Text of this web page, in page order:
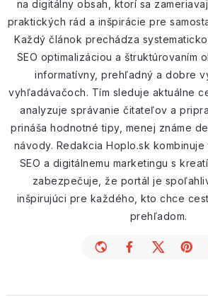
na digitálny obsah, ktorí sa
praktických rád a inšpirácie pre
Každý článok prechádza
SEO optimalizáciou a štruktúrovaním
informatívny, prehľadný a dobre
vyhľadávačoch. Tím sleduje aktuálne
analyzuje správanie čitateľov a
prináša hodnotné tipy, menej známe
návody. Redakcia Hoplo.sk
SEO a digitálnemu marketingu s
zabezpečuje, že portál je
inšpirujúci pre každého, kto chce
prehľadom.